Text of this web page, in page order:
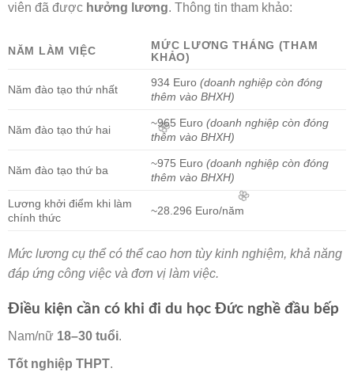
viên đã được hưởng lương. Thông tin tham khảo:
NĂM LÀM VIỆC
MỨC LƯƠNG THÁNG (THAM
KHẢO)
Năm đào tạo thứ nhất
934 Euro(doanh nghiệp còn đóng
thêm vào BHXH)
Năm đào tạo thứ hai
~965 Euro(doanh nghiệp còn đóng
thêm vào BHXH)
Năm đào tạo thứ ba
~975 Euro(doanh nghiệp còn đóng
thêm vào BHXH)
Lương khởi điểm khi làm
chính thức
~28.296 Euro/năm
Mức lương cụ thể có thể cao hơn tùy kinh nghiệm, khả năng
đáp ứng công việc và đơn vị làm việc.
Điều kiện cần có khi đi du học Đức nghề đầu bếp
Nam/nữ 18–30 tuổi.
Tốt nghiệp THPT.